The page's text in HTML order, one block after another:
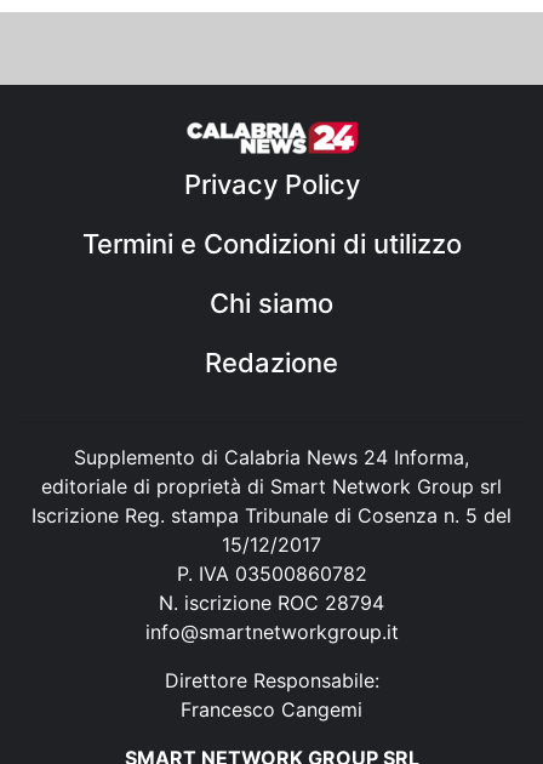
Privacy Policy
Termini e Condizioni di utilizzo
Chi siamo
Redazione
Supplemento di Calabria News 24 Informa,
editoriale di proprietà di Smart Network Group srl
Iscrizione Reg. stampa Tribunale di Cosenza n. 5 del
15/12/2017
P. IVA 03500860782
N. iscrizione ROC 28794
info@smartnetworkgroup.it
Direttore Responsabile:
Francesco Cangemi
SMART NETWORK GROUP SRL